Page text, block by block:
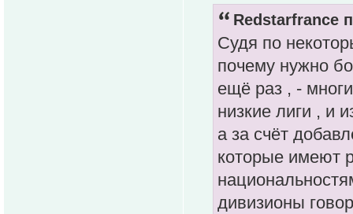
Redstarfrance
Судя по
почему нужно
ещё раз , -
низкие лиги , и
а за счёт
которые имеют
дивизионы